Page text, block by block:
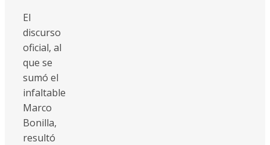
El
discurso
oficial, al
que se
sumó el
infaltable
Marco
Bonilla,
resultó